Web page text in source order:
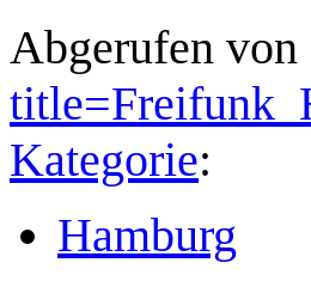
Abgerufen von
Kategorie:
Hamburg